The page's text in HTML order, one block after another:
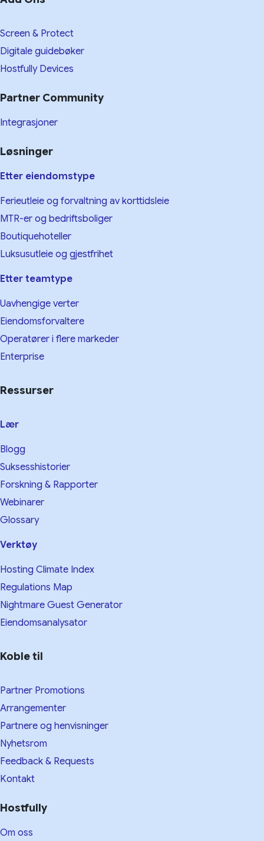
Screen & Protect
Digitale guidebøker
Hostfully Devices
Partner Community
Integrasjoner
Løsninger
Etter eiendomstype
Ferieutleie og forvaltning av korttidsleie
MTR-er og bedriftsboliger
Boutiquehoteller
Luksusutleie og gjestfrihet
Etter teamtype
Uavhengige verter
Eiendomsforvaltere
Operatører i flere markeder
Enterprise
Ressurser
Lær
Blogg
Suksesshistorier
Forskning & Rapporter
Webinarer
Glossary
Verktøy
Hosting Climate Index
Regulations Map
Nightmare Guest Generator
Eiendomsanalysator
Koble til
Partner Promotions
Arrangementer
Partnere og henvisninger
Nyhetsrom
Feedback & Requests
Kontakt
Hostfully
Om oss